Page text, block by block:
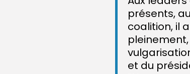
présents,
coalition, il
et du